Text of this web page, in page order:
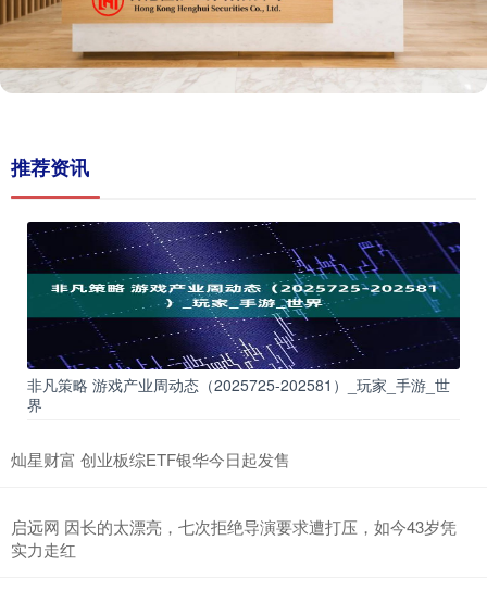
推荐资讯
非凡策略 游戏产业周动态（2025725-202581）_玩家_手游_世
界
灿星财富 创业板综ETF银华今日起发售
启远网 因长的太漂亮，七次拒绝导演要求遭打压，如今43岁凭
实力走红